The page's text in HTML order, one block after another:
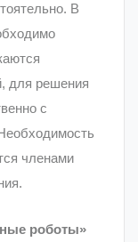
В
для решения
с
членами
роботы»